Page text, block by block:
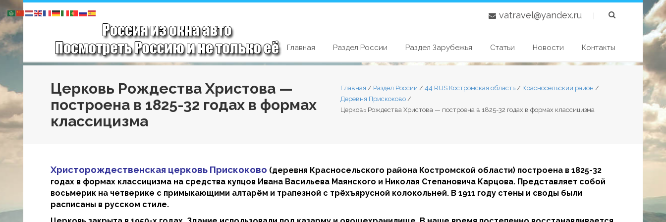
vatravel@yandex.ru |
Главная Раздел России Раздел Зарубежья Статьи Новости Контакты
Церковь Рождества Христова —
построена в 1825-32 годах в формах
классицизма
Главная / Раздел России / 44 RUS Костромская область / Красносельский район /
Деревня Прискоково /
Церковь Рождества Христова — построена в 1825-32 годах в формах классицизма
Христорождественская церковь Прискоково (деревня Красносельского района Костромской области) построена в 1825-32
годах в формах классицизма на средства купцов Ивана Васильева Маянского и Николая Степановича Карцова. Представляет собой
восьмерик на четверике с примыкающими алтарём и трапезной с трёхъярусной колокольней. В 1911 году стены и своды были
расписаны в русском стиле.